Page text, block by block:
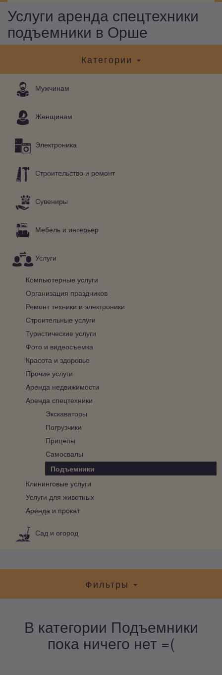
Услуги аренда спецтехники
подъемники в Орше
Категории
Мужчинам
Женщинам
Электроника
Строительство и ремонт
Сувениры
Мебель и интерьер
Услуги
Компьютерные услуги
Организация праздников
Ремонт техники и электроники
Строительные услуги
Туристические услуги
Фото и видеосъемка
Красота и здоровье
Прочие услуги
Аренда недвижимости
Аренда спецтехники
Экскаваторы
Погрузчики
Прицепы
Самосвалы
Подъемники
Клининговые услуги
Услуги для животных
Аренда и прокат
Сад и огород
Фильтры
В категории Подъемники
пока ничего нет =(